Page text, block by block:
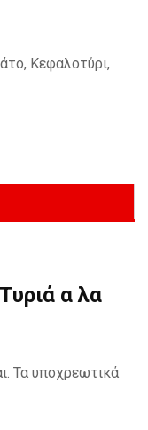
Κεφαλοτύρι,
α λα
Τα υποχρεωτικά